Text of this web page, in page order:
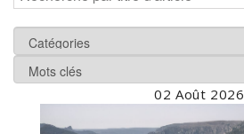
02 Août 2026